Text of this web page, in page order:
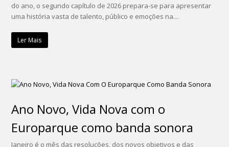
do ano, o segundo capítulo de 2026 prepara-se para apresentar
uma história vasta de talento, público e emoções na…
Ler Mais
Ano Novo, Vida Nova com o
Europarque como banda sonora
Janeiro é o mês das resoluções, dos novos objetivos e das